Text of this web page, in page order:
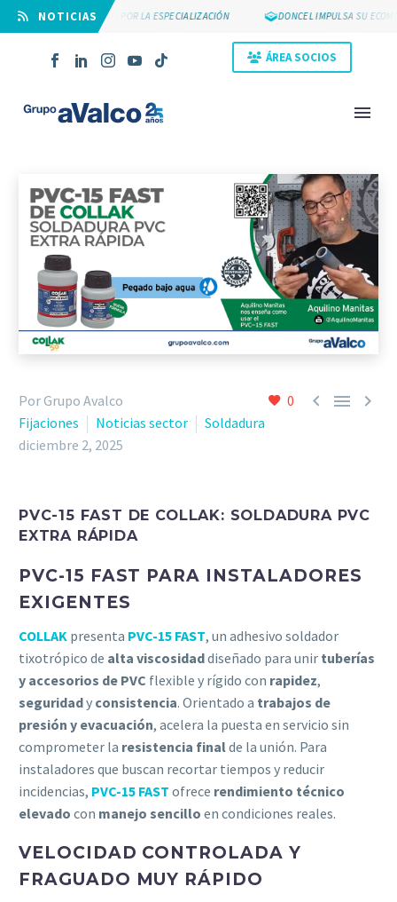
⠀NOTICIAS
SUYCAL 2000 APUESTA POR LA ESPECIALIZACIÓN DONCEL IMPULSA SU
ÁREA SOCIOS
0   
Por Grupo Avalco
Fijaciones
Noticias sector
Soldadura
diciembre 2, 2025
PVC-15 FAST DE COLLAK: SOLDADURA PVC
EXTRA RÁPIDA
PVC-15 FAST PARA INSTALADORES
EXIGENTES
COLLAK presenta PVC-15 FAST, un adhesivo soldador
tixotrópico de alta viscosidaddiseñado para unir tuberías
y accesorios de PVC flexible y rígido con rapidez,
seguridady consistencia. Orientado a trabajos de
presión y evacuación, acelera la puesta en servicio sin
comprometer la resistencia finalde la unión. Para
instaladores que buscan recortar tiempos y reducir
incidencias, PVC-15 FAST ofrece rendimiento técnico
elevado con manejo sencillo en condiciones reales.
VELOCIDAD CONTROLADA Y
FRAGUADO MUY RÁPIDO